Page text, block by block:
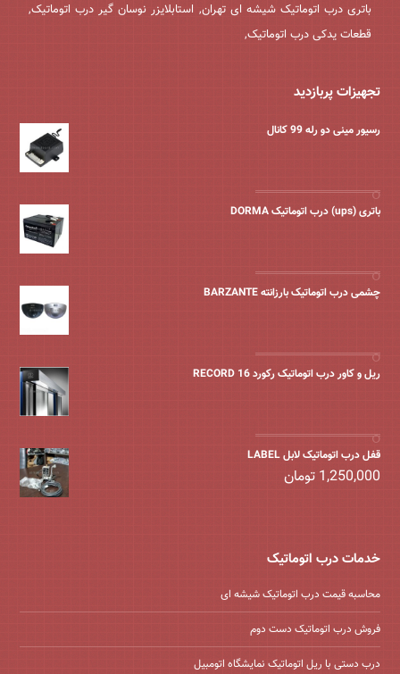
باتری درب اتوماتیک شیشه ای تهران, استابلایزر نوسان گیر درب اتوماتیک,
قطعات یدکی درب اتوماتیک,
تجهیزات پربازدید
رسیور مینی دو رله 99 کانال
باتری (ups) درب اتوماتیک DORMA
چشمی درب اتوماتیک بارزانته BARZANTE
ریل و کاور درب اتوماتیک رکورد 16 RECORD
قفل درب اتوماتیک لابل LABEL
1,250,000 تومان
خدمات درب اتوماتیک
محاسبه قیمت درب اتوماتیک شیشه ‌ای
فروش درب اتوماتیک دست دوم
درب دستی با ریل اتوماتیک نمایشگاه اتومبیل